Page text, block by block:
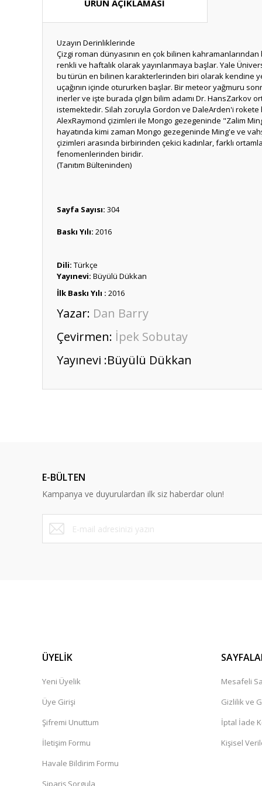
ÜRÜN AÇIKLAMASI
Uzayın Derinliklerinde
Çizgi roman dünyasının en çok bilinen
renkli ve haftalık olarak yayınlanmaya başlar. Yale
bu türün en bilinen karakterlerinden biri olarak kendine
uçağının içinde otururken başlar. Bir meteor yağmuru
inerler ve işte burada çılgın bilim adamı Dr. HansZarkov
istemektedir. Silah zoruyla Gordon ve DaleArden'i
AlexRaymond çizimleri ile Mongo gezegeninde "Zalim
hayatında kimi zaman Mongo gezegeninde Ming'e ve
çizimleri arasında birbirinden çekici kadınlar, farklı
fenomenlerinden biridir.
(Tanıtım Bülteninden)
Sayfa Sayısı: 304
Baskı Yılı: 2016
Dili: Türkçe
Yayınevi: Büyülü Dükkan
İlk Baskı Yılı : 2016
Yazar: Dan Barry
Çevirmen: İpek Sobutay
Yayınevi :Büyülü Dükkan
Ürün bilgilerinde hatalar bulunuyor.
Ürün fiyatı diğer sitelerden daha pahalı.
Bu ürüne benzer farklı alternatifler olmalı.
E-BÜLTEN
Kampanya ve duyurulardan ilk siz haberdar olun!
ÜYELİK
Yeni Üyelik
Üye Girişi
Şifremi Unuttum
İletişim Formu
Havale Bildirim Formu
Sipariş Sorgula
Mesafeli
Gizlilik ve
İptal İade
Kişisel